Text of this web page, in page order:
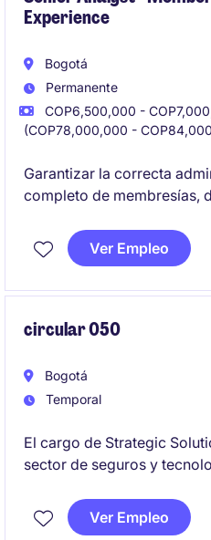
volúmenes de información.
Experience
Bogotá
Permanente
COP6,500,000 -
(COP78,000,000 -
Garantizar la correcta
completo de membresías,
calidad, integridad y
en los diferentes sistemas
oportuna y precisa de
programas y membresías.
Ver Empleo
circular 050
Bogotá
Temporal
El cargo de Strategic
sector de seguros y
soluciones estratégicas
el crecimiento de la
Ver Empleo